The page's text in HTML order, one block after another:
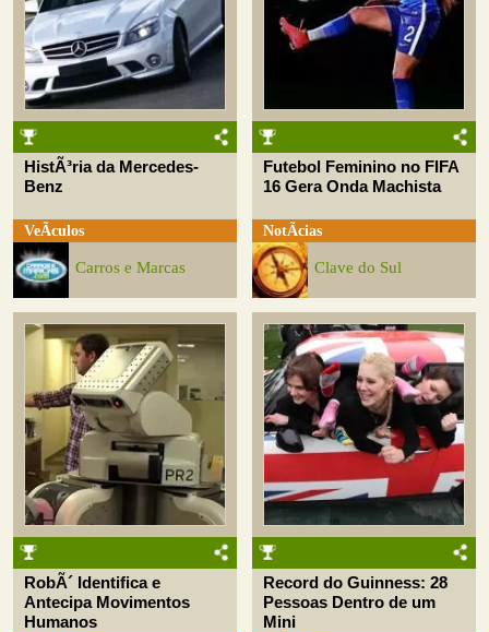
HistÃ³ria da Mercedes-
Benz
VeÃ­culos
Carros e Marcas
Futebol Feminino no FIFA
16 Gera Onda Machista
NotÃ­cias
Clave do Sul
RobÃ´ Identifica e
Antecipa Movimentos
Humanos
Record do Guinness: 28
Pessoas Dentro de um
Mini